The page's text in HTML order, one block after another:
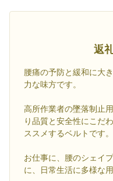
返
腰痛の予防と緩和に大
力な味方です。
高所作業者の墜落制止
り品質と安全性にこだ
ススメするベルトです。
お仕事に、腰のシェイ
に、日常生活に多様な